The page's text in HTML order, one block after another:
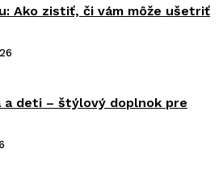
Ako zistiť, či vám môže ušetriť
a deti – štýlový doplnok pre